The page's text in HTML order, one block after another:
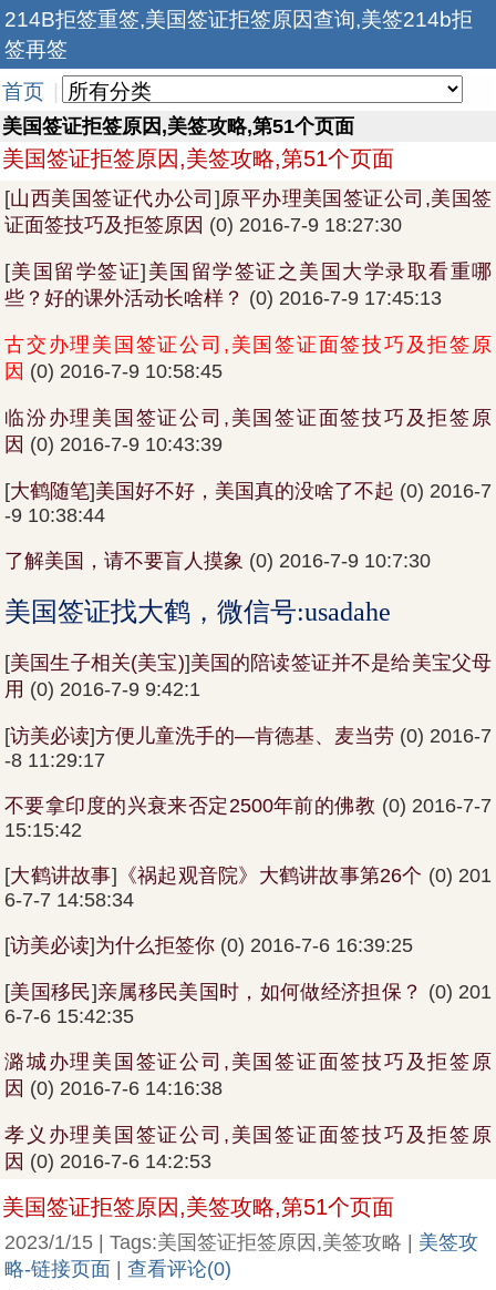
214B拒签重签,美国签证拒签原因查询,美签214b拒
签再签
首页
美国签证拒签原因,美签攻略,第51个页面
美国签证拒签原因,美签攻略,第51个页面
[山西美国签证代办公司 ] 原平办理美国签证公司,美国签
证面签技巧及拒签原因 (0) 2016-7-9 18:27:30
[美国留学签证] 美国留学签证之美国大学录取看重哪
些？好的课外活动长啥样？ (0) 2016-7-9 17:45:13
古交办理美国签证公司,美国签证面签技巧及拒签原
因 (0) 2016-7-9 10:58:45
临汾办理美国签证公司,美国签证面签技巧及拒签原
因 (0) 2016-7-9 10:43:39
[大鹤随笔]美国好不好，美国真的没啥了不起 (0) 2016-7
-9 10:38:44
了解美国，请不要盲人摸象 (0) 2016-7-9 10:7:30
美国签证找大鹤，微信号:usadahe
[美国生子相关(美宝)]美国的陪读签证并不是给美宝父母
用 (0) 2016-7-9 9:42:1
[访美必读]方便儿童洗手的—肯德基、麦当劳 (0) 2016-7
-8 11:29:17
不要拿印度的兴衰来否定2500年前的佛教 (0) 2016-7-7
15:15:42
[大鹤讲故事] 《祸起观音院》大鹤讲故事第26个 (0) 201
6-7-7 14:58:34
[访美必读]为什么拒签你 (0) 2016-7-6 16:39:25
[美国移民]亲属移民美国时，如何做经济担保？ (0) 201
6-7-6 15:42:35
潞城办理美国签证公司,美国签证面签技巧及拒签原
因 (0) 2016-7-6 14:16:38
孝义办理美国签证公司,美国签证面签技巧及拒签原
因 (0) 2016-7-6 14:2:53
美国签证拒签原因,美签攻略,第51个页面
2023/1/15 | Tags:美国签证拒签原因,美签攻略 | 美签攻
略-链接页面
查看评论(0)